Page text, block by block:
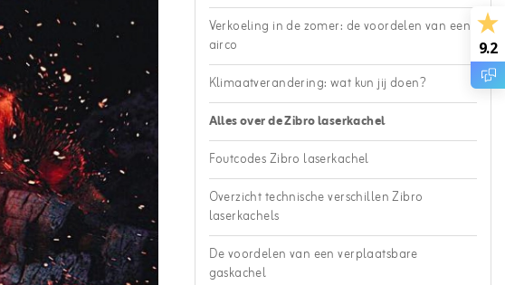
Verkoeling in de zomer: de voordelen van een
airco
Klimaatverandering: wat kun jij doen?
Alles over de Zibro laserkachel
Foutcodes Zibro laserkachel
Overzicht technische verschillen Zibro
laserkachels
De voordelen van een verplaatsbare
gaskachel
9.2